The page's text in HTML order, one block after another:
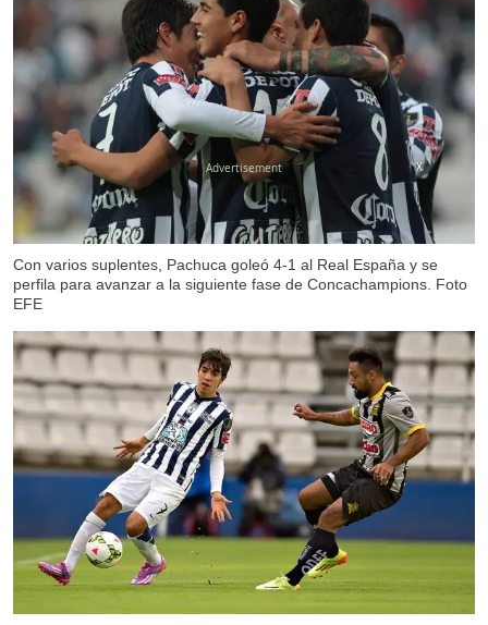
Con varios suplentes, Pachuca goleó 4-1 al Real España y se
perfila para avanzar a la siguiente fase de Concachampions. Foto
EFE
X